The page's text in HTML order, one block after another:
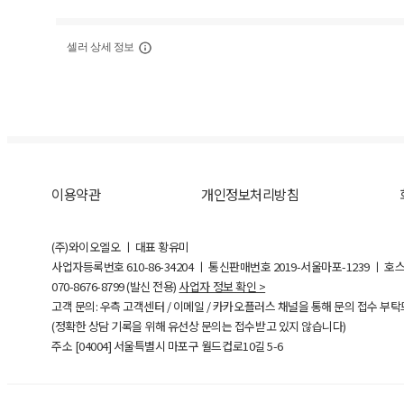
셀러 상세 정보
이용약관 개인정보처리방침
(주)와이오엘오 ㅣ 대표 황유미
사업자등록번호610-86-34204ㅣ 통신판매번호 2019-서울마포-1239 ㅣ 호
070-8676-8799 (발신 전용) 사업자 정보 확인 >
고객 문의: 우측 고객센터 / 이메일 / 카카오플러스 채널을 통해 문의 접수 부
(정확한 상담 기록을 위해 유선상 문의는 접수받고 있지 않습니다)
주소 [04004] 서울특별시 마포구 월드컵로10길5-6